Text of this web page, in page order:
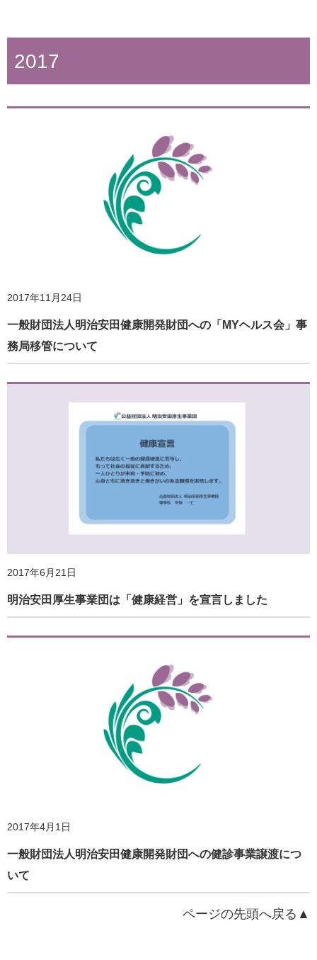
代共通の運動
2020年4月28日
外出自粛下での身体活動・運動の実践とその効果 ①ココ
ロとカラダを整える
2020年4月27日
外出自粛下での身体活動・運動実施のための情報コーナー
を開設
公益財団法人 明治安田厚生事業団職員のテレワーク・時差
出勤実施のお知らせ
2019年3月5日
2018年9月25日
ホームページ更新のお知らせ
2018年7月26日
「みんなでラジオ体操プロジェクト」キックオフイベント
に参加
ホームページ更新のお知らせ
ホームページ更新のお知らせ
2017
2017年11月24日
一般財団法人明治安田健康開発財団への「MYヘルス会」事
務局移管について
2017年6月21日
明治安田厚生事業団は「健康経営」を宣言しました
2017年4月1日
一般財団法人明治安田健康開発財団への健診事業譲渡につ
いて
ページの先頭へ戻る▲